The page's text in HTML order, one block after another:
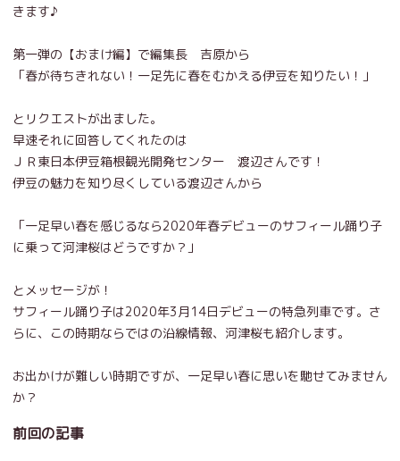
きます♪
第一弾の【おまけ編】で編集長 吉原から
「春が待ちきれない！一足先に春をむかえる伊豆を知りたい！」
とリクエストが出ました。
早速それに回答してくれたのは
ＪＲ東日本伊豆箱根観光開発センター 渡辺さんです！
伊豆の魅力を知り尽くしている渡辺さんから
「一足早い春を感じるなら2020年春デビューのサフィール踊り子
に乗って河津桜はどうですか？」
とメッセージが！
サフィール踊り子は2020年3月14日デビューの特急列車です。さ
らに、この時期ならではの沿線情報、河津桜も紹介します。
お出かけが難しい時期ですが、一足早い春に思いを馳せてみません
か？
前回の記事